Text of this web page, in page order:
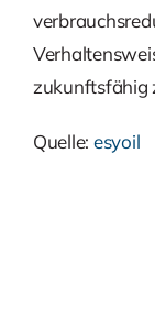
zukunftsfähig
Quelle: esyoil